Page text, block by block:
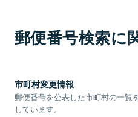
郵便番号検索に
市町村変更情報
郵便番号を公表した市町村の一覧
しています。